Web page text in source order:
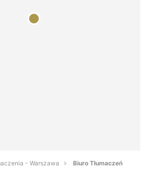
- Warszawa Biuro Tłumaczeń